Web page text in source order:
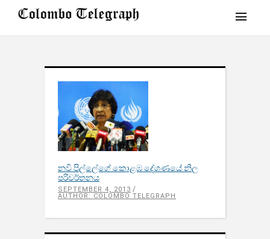
නවි පිල්ලේගේ කොළඹ දේශණයේ නිල
පරිවර්තනය​
SEPTEMBER 4, 2013
AUTHOR: COLOMBO TELEGRAPH